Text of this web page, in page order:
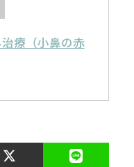
療（小鼻の赤